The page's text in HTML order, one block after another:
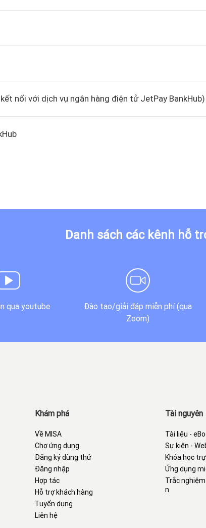
nối với dịch vụ ngân hàng điện tử JetPay BankHub)
Danh sách các kênh hỗ
qua youtube
Đào tạo/giải đáp miễn phí (qua
Zoom)
Khám phá
Về MISA
Chợ ứng dụng
Đăng ký dùng thử
Đăng nhập
Hợp tác
Hỗ trợ khách hàng
Tuyển dụng
Liên hệ
Tài nguyên
Tài liệu -
Sự kiện -
Khóa học
Ứng dụng
Trắc
n